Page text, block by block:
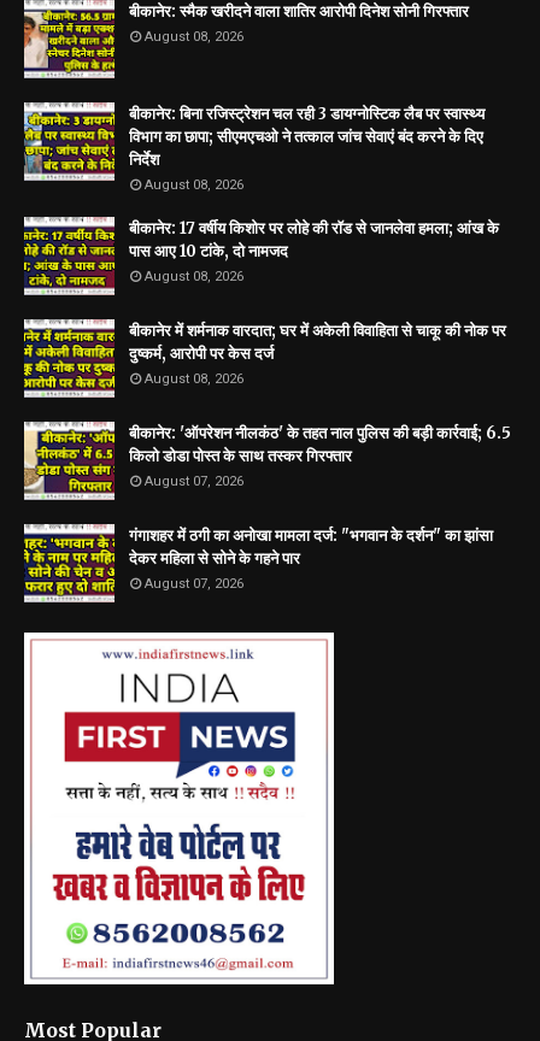
बीकानेर: स्मैक खरीदने वाला शातिर आरोपी दिनेश सोनी गिरफ्तार
August 08, 2026
बीकानेर: बिना रजिस्ट्रेशन चल रही 3 डायग्नोस्टिक लैब पर स्वास्थ्य
विभाग का छापा; सीएमएचओ ने तत्काल जांच सेवाएं बंद करने के दिए
निर्देश
August 08, 2026
बीकानेर: 17 वर्षीय किशोर पर लोहे की रॉड से जानलेवा हमला; आंख के
पास आए 10 टांके, दो नामजद
August 08, 2026
बीकानेर में शर्मनाक वारदात; घर में अकेली विवाहिता से चाकू की नोक पर
दुष्कर्म, आरोपी पर केस दर्ज
August 08, 2026
बीकानेर: 'ऑपरेशन नीलकंठ' के तहत नाल पुलिस की बड़ी कार्रवाई; 6.5
किलो डोडा पोस्त के साथ तस्कर गिरफ्तार
August 07, 2026
गंगाशहर में ठगी का अनोखा मामला दर्ज: "भगवान के दर्शन" का झांसा
देकर महिला से सोने के गहने पार
August 07, 2026
Most Popular